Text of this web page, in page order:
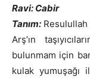
Ravi: Cabir
Tanım: Resulullah
Arş’ın
bulunmam için
kulak yumuşağı